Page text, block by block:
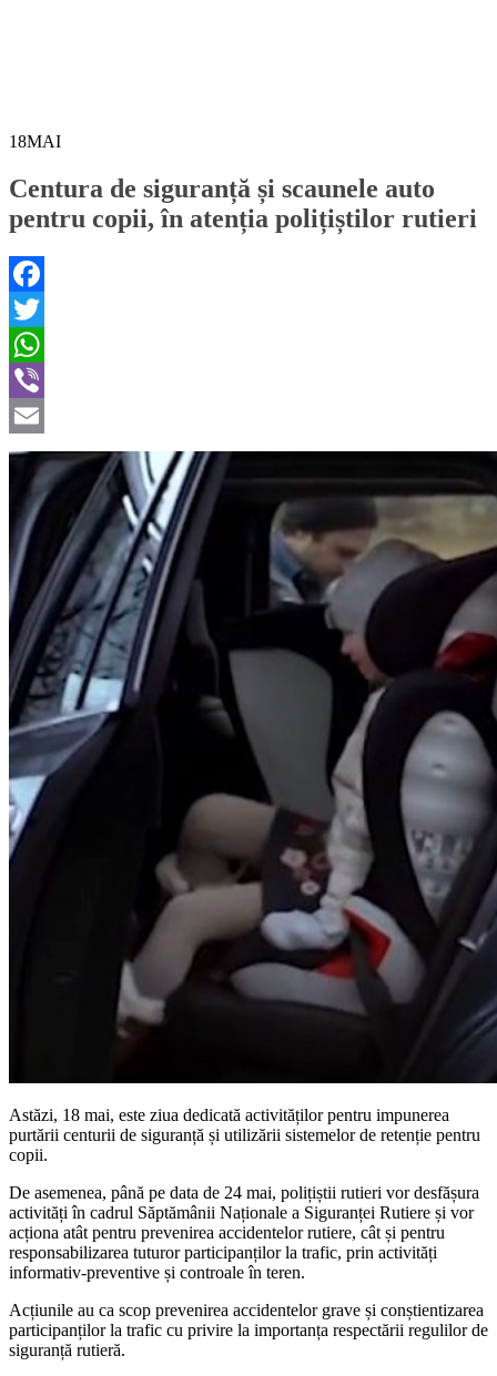
18MAI
Centura de siguranță și scaunele auto
pentru copii, în atenția polițiștilor rutieri
Facebook
Twitter
WhatsApp
Viber
Email
Astăzi, 18 mai, este ziua dedicată activităților pentru impunerea
purtării centurii de siguranță și utilizării sistemelor de retenție pentru
copii.
De asemenea, până pe data de 24 mai, polițiștii rutieri vor desfășura
activități în cadrul Săptămânii Naționale a Siguranței Rutiere și vor
acționa atât pentru prevenirea accidentelor rutiere, cât și pentru
responsabilizarea tuturor participanților la trafic, prin activități
informativ-preventive și controale în teren.
Acțiunile au ca scop prevenirea accidentelor grave și conștientizarea
participanților la trafic cu privire la importanța respectării regulilor de
siguranță rutieră.